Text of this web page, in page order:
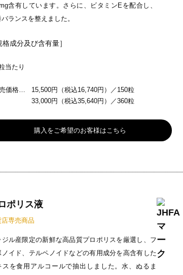
含有しています。さらに、ビタミンEを配合し、
ランスを整えました。
格成分及び含有量］
当たり
価格…
15,500円（税込16,740円）／150粒
33,000円（税込35,640円）／360粒
購入をご希望のお客様はこちら
ポリス液
店専売商品
ジル産限定の新鮮な高品質プロポリスを厳選し、フ
ノイド、テルペノイドなどの有用成分を高含有した
スを食用アルコールで抽出しました。水、ぬるま